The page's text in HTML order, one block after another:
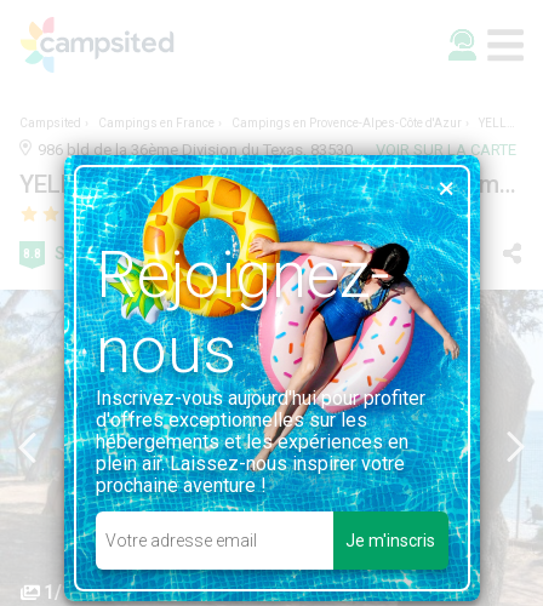
Campsited Campings en France Campings en Provence-Alpes-Côte d'Azur YELLOH! VILLAGE - Camping Plage du Dramont
986 bld de la 36ème Division du Texas, 83530, Agay, France | VAR, PROVENCE-ALPES-CÔTE D'AZUR VOIR SUR LA CARTE
YELLOH! VILLAGE - Camping Plage du Dramont
8.8 Super 789 avis
1/11
Rejoignez-
nous
Inscrivez-vous aujourd'hui pour profiter
d'offres exceptionnelles sur les
hébergements et les expériences en
plein air. Laissez-nous inspirer votre
prochaine aventure !
Je m'inscris